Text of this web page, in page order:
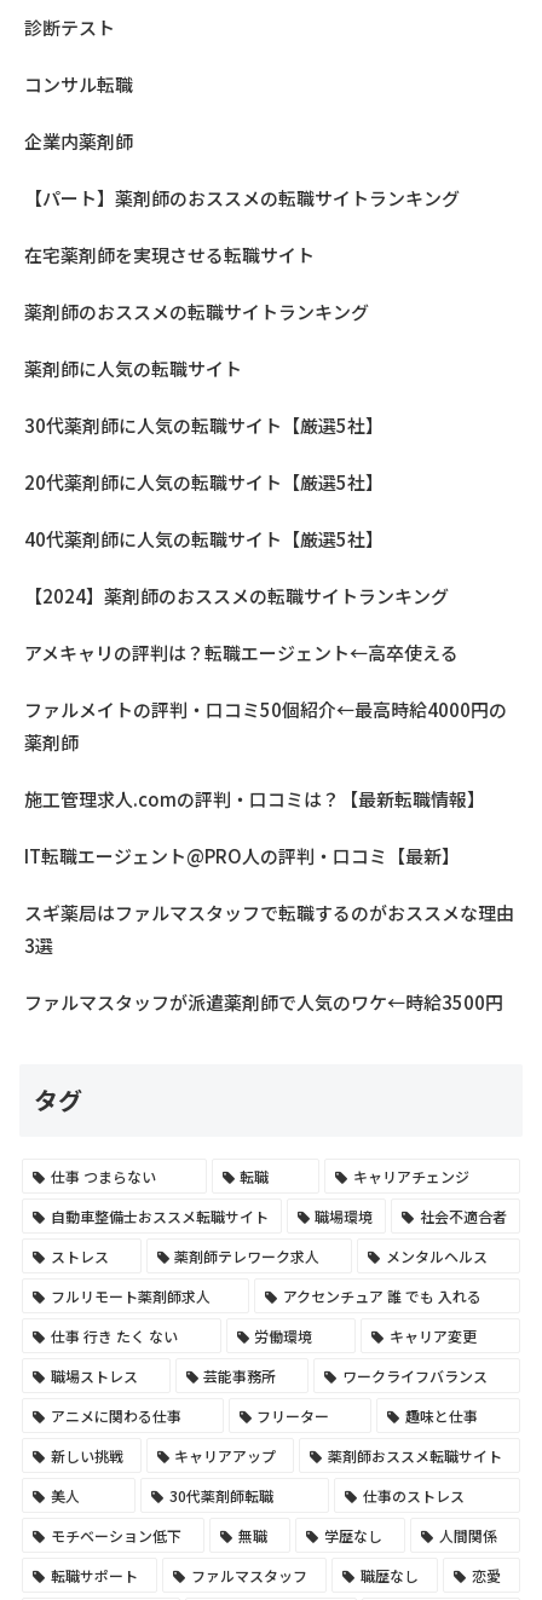
診断テスト
コンサル転職
企業内薬剤師
【パート】薬剤師のおススメの転職サイトランキング
在宅薬剤師を実現させる転職サイト
薬剤師のおススメの転職サイトランキング
薬剤師に人気の転職サイト
30代薬剤師に人気の転職サイト【厳選5社】
20代薬剤師に人気の転職サイト【厳選5社】
40代薬剤師に人気の転職サイト【厳選5社】
【2024】薬剤師のおススメの転職サイトランキング
アメキャリの評判は？転職エージェント←高卒使える
ファルメイトの評判・口コミ50個紹介←最高時給4000円の
薬剤師
施工管理求人.comの評判・口コミは？【最新転職情報】
IT転職エージェント@PRO人の評判・口コミ【最新】
スギ薬局はファルマスタッフで転職するのがおススメな理由
3選
ファルマスタッフが派遣薬剤師で人気のワケ←時給3500円
タグ
仕事 つまらない 転職
キャリアチェンジ
自動車整備士おススメ転職サイト
職場環境
社会不適合者
ストレス
薬剤師テレワーク求人
メンタルヘルス
フルリモート薬剤師求人
アクセンチュア 誰 でも 入れる
仕事 行き たく ない
労働環境
キャリア変更
職場ストレス
芸能事務所
ワークライフバランス
アニメに関わる仕事
フリーター
趣味と仕事
新しい挑戦
キャリアアップ
薬剤師おススメ転職サイト
美人
30代薬剤師転職
仕事のストレス
モチベーション低下
無職 学歴なし
人間関係
転職サポート
ファルマスタッフ 職歴なし
恋愛